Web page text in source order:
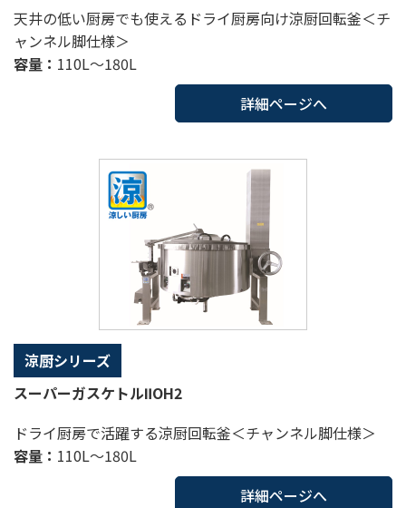
天井の低い厨房でも使えるドライ厨房向け涼厨回転釜＜チ
ャンネル脚仕様＞
容量： 110L～180L
詳細ページへ
涼厨シリーズ
スーパーガスケトルⅡOH2
ドライ厨房で活躍する涼厨回転釜＜チャンネル脚仕様＞
容量： 110L～180L
詳細ページへ